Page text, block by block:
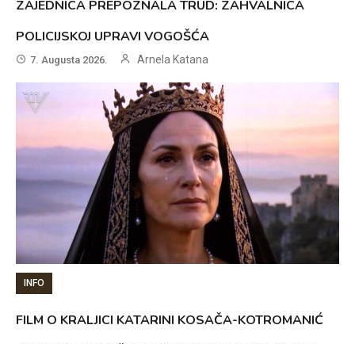
ZAJEDNICA PREPOZNALA TRUD: ZAHVALNICA
POLICIJSKOJ UPRAVI VOGOŠĆA
7. Augusta 2026. Arnela Katana
INFO
FILM O KRALJICI KATARINI KOSAČA-KOTROMANIĆ